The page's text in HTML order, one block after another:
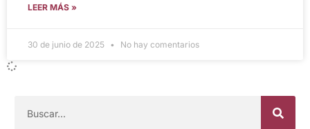
LEER MÁS »
30 de junio de 2025 No hay comentarios